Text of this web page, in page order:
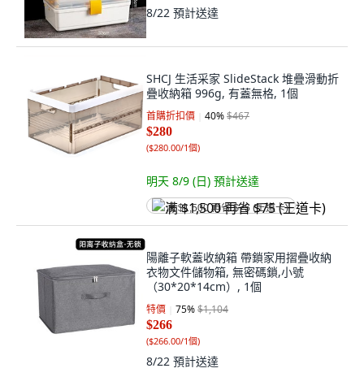
8/22 預計送達
SHCJ 生活采家 SlideStack 堆疊滑動折
疊收納箱 996g, 有蓋無格, 1個
首購折扣價 40%$467
$280
($280.00/1個)
明天 8/9 (日) 預計送達
满 $1,500 再省 $75 (王道卡)
陽離子軟蓋收納箱 帶鎖家用摺疊收納
衣物文件儲物箱, 無密碼鎖,小號
（30*20*14cm）, 1個
特價 75%$1,104
$266
($266.00/1個)
8/22 預計送達